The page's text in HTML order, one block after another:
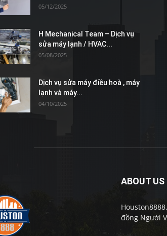
05/12/2025
H Mechanical Team – Dịch vụ
sửa máy lạnh / HVAC...
05/08/2025
Dịch vụ sửa máy điều hoà , máy
lạnh và máy...
04/10/2025
ABOUT US
đồng Người